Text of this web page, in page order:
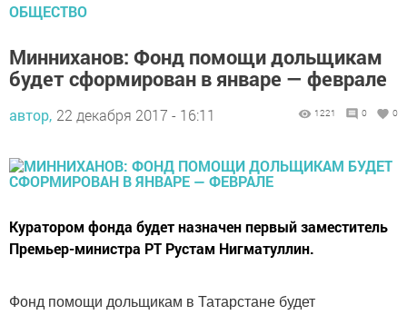
ОБЩЕСТВО
Минниханов: Фонд помощи дольщикам
будет сформирован в январе — феврале
автор, 22 декабря 2017 - 16:11 1221 0 0
Куратором фонда будет назначен первый заместитель
Премьер-министра РТ Рустам Нигматуллин.
Фонд помощи дольщикам в Татарстане будет